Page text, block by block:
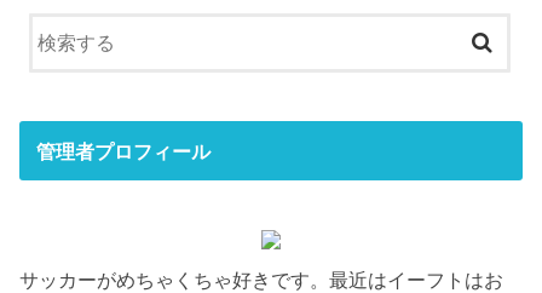
管理者プロフィール
サッカーがめちゃくちゃ好きです。最近はイーフトはお